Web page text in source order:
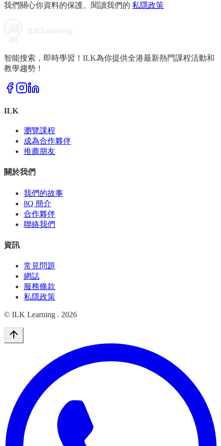
我們關心你資料的保護。閱讀我們的 私隱政策
智能搜索，即時學習！ILK為你提供全港最新熱門課程活動和
教學趨勢！
ILK
瀏覽課程
成為合作夥伴
推薦朋友
關於我們
我們的故事
8Q 簡介
合作夥伴
聯絡我們
資訊
常見問題
網誌
服務條款
私隱政策
© ILK Learning . 2026